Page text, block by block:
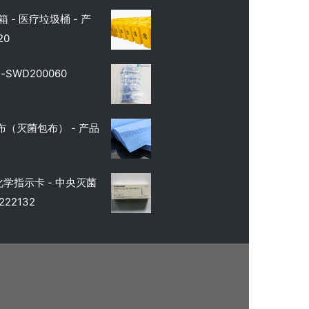
- 医疗垃圾桶 - 产
SWD200060
（灭菌包布） - 产品
指示卡 - 中央灭菌